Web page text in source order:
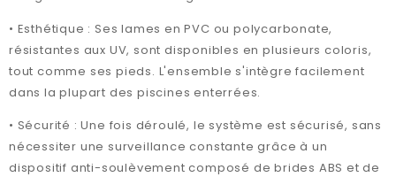
• Esthétique : Ses lames en PVC ou polycarbonate,
résistantes aux UV, sont disponibles en plusieurs coloris,
tout comme ses pieds. L'ensemble s'intègre facilement
dans la plupart des piscines enterrées.
• Sécurité : Une fois déroulé, le système est sécurisé, sans
nécessiter une surveillance constante grâce à un
dispositif anti-soulèvement composé de brides ABS et de